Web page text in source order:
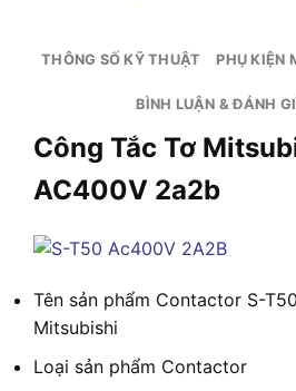
THÔNG SỐ KỸ THUẬT PHỤ KIỆN
BÌNH LUẬN & ĐÁNH
Công Tắc Tơ
AC400V 2a2b
Tên sản phẩm Contactor S-
Mitsubishi
Loại sản phẩm Contactor